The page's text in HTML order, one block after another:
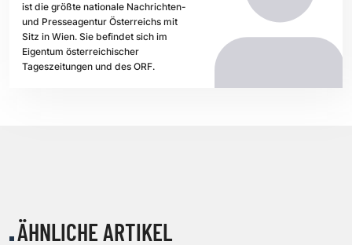
ist die größte nationale Nachrichten-
und Presseagentur Österreichs mit
Sitz in Wien. Sie befindet sich im
Eigentum österreichischer
Tageszeitungen und des ORF.
ÄHNLICHE ARTIKEL